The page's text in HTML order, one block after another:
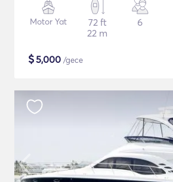
Motor Yat
72 ft
22 m
6
$5,000 /gece